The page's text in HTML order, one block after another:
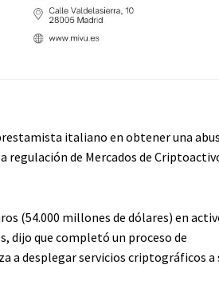
italiano en obtener una
regulación de Mercados de
(54.000 millones de dólares) en
dijo que completó un proceso de
a desplegar servicios criptográficos a